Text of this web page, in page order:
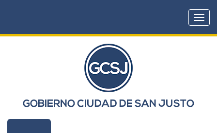
GOBIERNO CIUDAD DE SAN JUSTO